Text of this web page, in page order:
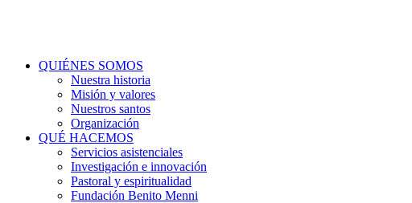
QUIÉNES SOMOS
Nuestra historia
Misión y valores
Nuestros santos
Organización
QUÉ HACEMOS
Servicios asistenciales
Investigación e innovación
Pastoral y espiritualidad
Fundación Benito Menni